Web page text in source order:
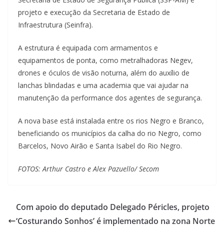
projeto e execução da Secretaria de Estado de
Infraestrutura (Seinfra).
A estrutura é equipada com armamentos e
equipamentos de ponta, como metralhadoras Negev,
drones e óculos de visão noturna, além do auxílio de
lanchas blindadas e uma academia que vai ajudar na
manutenção da performance dos agentes de segurança.
A nova base está instalada entre os rios Negro e Branco,
beneficiando os municípios da calha do rio Negro, como
Barcelos, Novo Airão e Santa Isabel do Rio Negro.
FOTOS: Arthur Castro e Alex Pazuello/ Secom
Com apoio do deputado Delegado Péricles, projeto
‘Costurando Sonhos’ é implementado na zona Norte